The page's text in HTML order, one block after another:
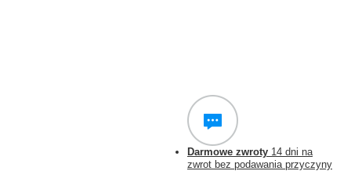
Darmowe zwroty 14 dni na
zwrot bez podawania przyczyny